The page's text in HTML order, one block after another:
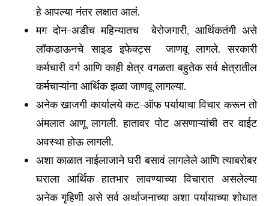
हे आपल्या नंतर लक्षात आलं.
मग दोन-अडीच महिन्यातच बेरोजगारी, आर्थिकतंगी असे
लॉकडाऊनचे साइड इफेक्ट्स जाणवू लागले. सरकारी
कर्मचारी वर्ग आणि काही क्षेत्र वगळता बहुतेक सर्व क्षेत्रातील
कर्मचाऱ्यांना आर्थिक झळा जाणवू लागल्या.
अनेक खाजगी कार्यालये कट-ऑफ पर्यायाचा विचार करून तो
अंमलात आणू लागली. हातावर पोट असणाऱ्यांची तर वाईट
अवस्था होऊ लागली.
अशा काळात नाईलाजाने घरी बसावं लागलेले आणि त्याबरोबर
घराला आर्थिक हातभार लावण्याच्या विचारात असलेल्या
अनेक गृहिणी असे सर्व अर्थाजनाच्या अशा पर्यायाच्या शोधात